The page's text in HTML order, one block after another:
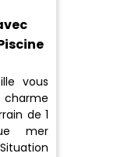
vous
charme
de 1
mer